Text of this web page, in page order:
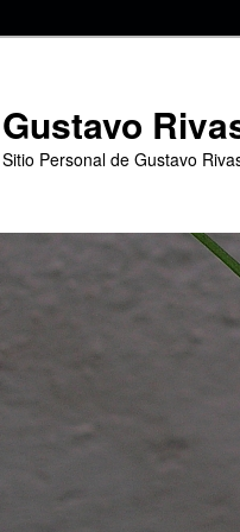
Gustavo
Sitio Personal de Gustavo